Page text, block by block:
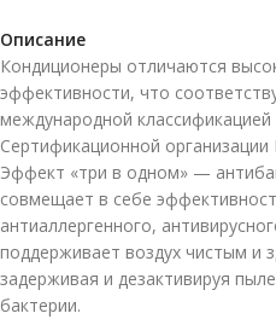
Описание
Кондиционеры отличаются
эффективности, что
международной классификацией
Сертификационной организации
Эффект «три в одном» —
совмещает в себе
антиаллергенного,
поддерживает воздух чистым
задерживая и дезактивируя
бактерии.